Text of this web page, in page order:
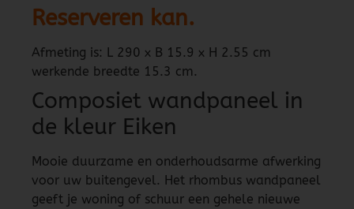
Reserveren kan.
Afmeting is: L 290 x B 15.9 x H 2.55 cm
werkende breedte 15.3 cm.
Composiet wandpaneel in
de kleur Eiken
Mooie duurzame en onderhoudsarme afwerking
voor uw buitengevel. Het rhombus wandpaneel
geeft je woning of schuur een gehele nieuwe